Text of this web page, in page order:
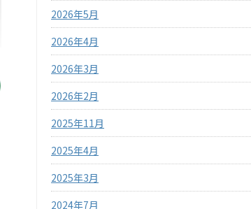
2026年5月
2026年4月
2026年3月
2026年2月
2025年11月
2025年4月
2025年3月
2024年7月